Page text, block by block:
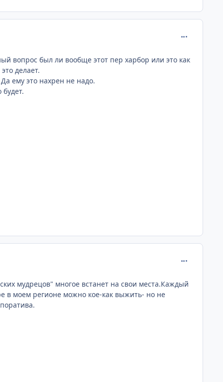
вопрос был ли вообще этот пер харбор или это как
делает.
ему это нахрен не надо.
мудрецов" многое встанет на свои места.Каждый
в моем регионе можно кое-как выжить- но не